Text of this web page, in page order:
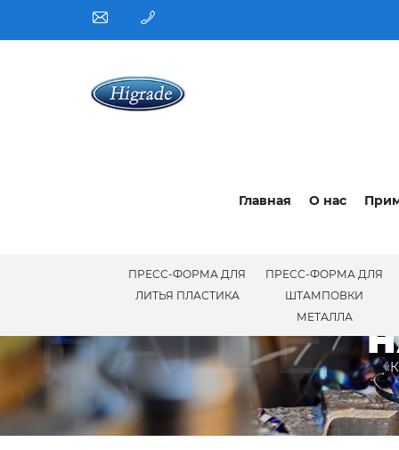
Главная О нас
ПРЕСС-ФОРМА ДЛЯ
ЛИТЬЯ ПЛАСТИКА
ПРЕСС-ФОРМА ДЛЯ
ШТАМПОВКИ
МЕТАЛЛА
НАШЕ